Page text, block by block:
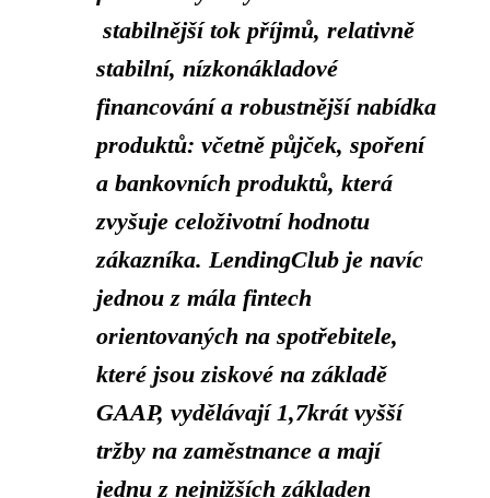
stabilnější tok příjmů, relativně
stabilní, nízkonákladové
financování a robustnější nabídka
produktů: včetně půjček, spoření
a bankovních produktů, která
zvyšuje celoživotní hodnotu
zákazníka. LendingClub je navíc
jednou z mála fintech
orientovaných na spotřebitele,
které jsou ziskové na základě
GAAP, vydělávají 1,7krát vyšší
tržby na zaměstnance a mají
jednu z nejnižších základen